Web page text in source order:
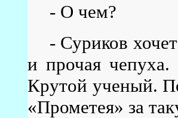
- О чем?
- Суриков
и прочая
Крутой ученый.
«Прометея» за